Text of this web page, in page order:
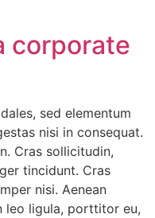
corporate
sed elementum
nisi in consequat.
Cras sollicitudin,
tincidunt. Cras
nisi. Aenean
leo ligula, porttitor eu,